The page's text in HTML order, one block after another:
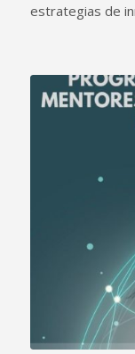
estrategias de